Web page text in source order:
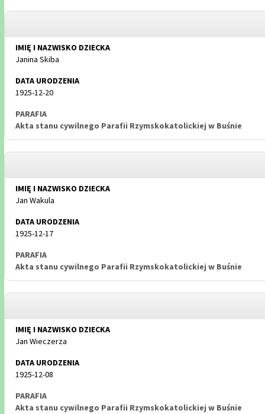
Janina Skiba
1925-12-20
Akta stanu cywilnego Parafii Rzymskokatolickiej w Buśnie
Jan Wakula
1925-12-17
Akta stanu cywilnego Parafii Rzymskokatolickiej w Buśnie
Jan Wieczerza
1925-12-08
Akta stanu cywilnego Parafii Rzymskokatolickiej w Buśnie